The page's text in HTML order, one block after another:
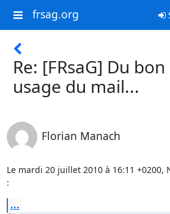
frsag.org
Re: [FRsaG] Du bon
usage du mail...
Florian Manach
Le mardi 20 juillet 2010 à 16:11 +0200,
:
...